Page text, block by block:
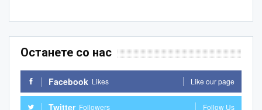
Останете со нас
Facebook Likes Like our page
Twitter Followers Follow Us